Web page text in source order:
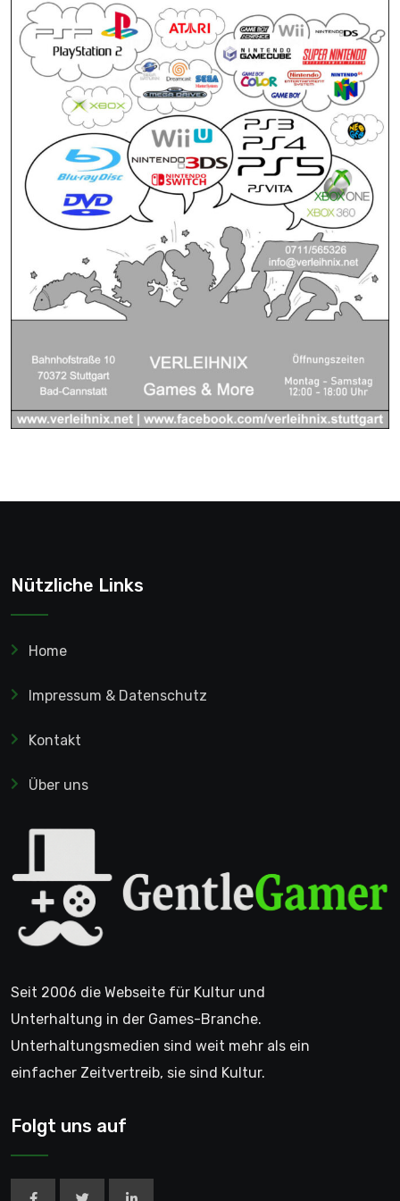
Nützliche Links
Home
Impressum & Datenschutz
Kontakt
Über uns
Seit 2006 die Webseite für Kultur und
Unterhaltung in der Games-Branche.
Unterhaltungsmedien sind weit mehr als ein
einfacher Zeitvertreib, sie sind Kultur.
Folgt uns auf